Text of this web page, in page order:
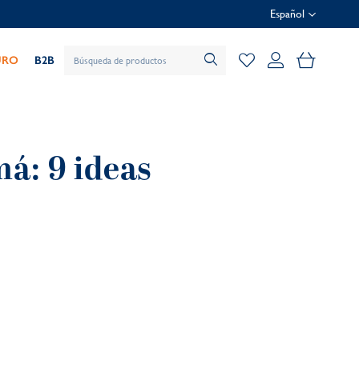
Español
B2B Mi cesta
9 ideas